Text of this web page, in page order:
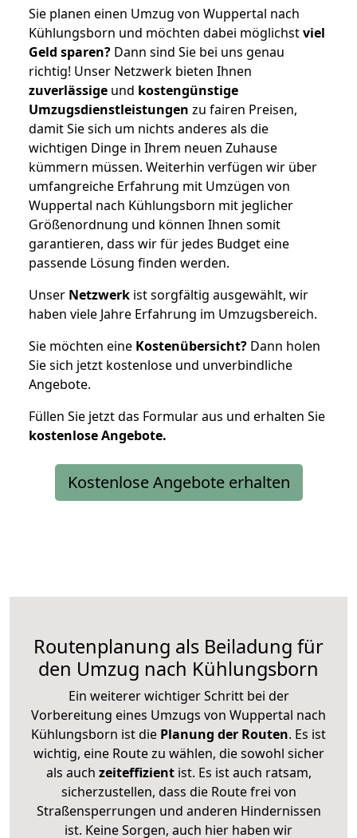
Sie planen einen Umzug von Wuppertal nach
Kühlungsborn und möchten dabei möglichstviel
Geld sparen? Dann sind Sie bei uns genau
richtig! Unser Netzwerk bieten Ihnen
zuverlässige und kostengünstige
Umzugsdienstleistungen zu fairen Preisen,
damit Sie sich um nichts anderes als die
wichtigen Dinge in Ihrem neuen Zuhause
kümmern müssen. Weiterhin verfügen wir über
umfangreiche Erfahrung mit Umzügen von
Wuppertal nach Kühlungsborn mit jeglicher
Größenordnung und können Ihnen somit
garantieren, dass wir für jedes Budget eine
passende Lösung finden werden.
Unser Netzwerk ist sorgfältig ausgewählt, wir
haben viele Jahre Erfahrung im Umzugsbereich.
Sie möchten eine Kostenübersicht? Dann holen
Sie sich jetzt kostenlose und unverbindliche
Angebote.
Füllen Sie jetzt das Formular aus und erhalten Sie
kostenloseAngebote.
Kostenlose Angebote erhalten
Routenplanung als Beiladung für
den Umzug nach Kühlungsborn
Ein weiterer wichtiger Schritt bei der
Vorbereitung eines Umzugs von Wuppertal nach
Kühlungsborn ist die Planung der Routen. Es ist
wichtig, eine Route zu wählen, die sowohl sicher
als auch zeiteffizientist. Es ist auch ratsam,
sicherzustellen, dass die Route frei von
Straßensperrungen und anderen Hindernissen
ist. Keine Sorgen, auch hier haben wir